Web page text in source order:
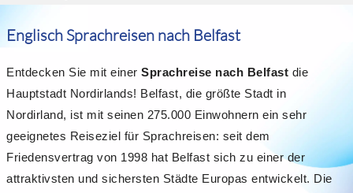
Englisch Sprachreisen nach Belfast
Entdecken Sie mit einer Sprachreise nach Belfast die
Hauptstadt Nordirlands! Belfast, die größte Stadt in
Nordirland, ist mit seinen 275.000 Einwohnern ein sehr
geeignetes Reiseziel für Sprachreisen: seit dem
Friedensvertrag von 1998 hat Belfast sich zu einer der
attraktivsten und sichersten Städte Europas entwickelt. Die